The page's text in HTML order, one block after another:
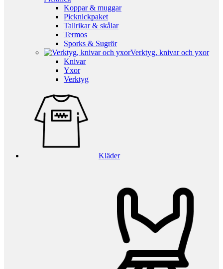
Koppar & muggar
Picknickpaket
Tallrikar & skålar
Termos
Sporks & Sugrör
Verktyg, knivar och yxor
Knivar
Yxor
Verktyg
Kläder